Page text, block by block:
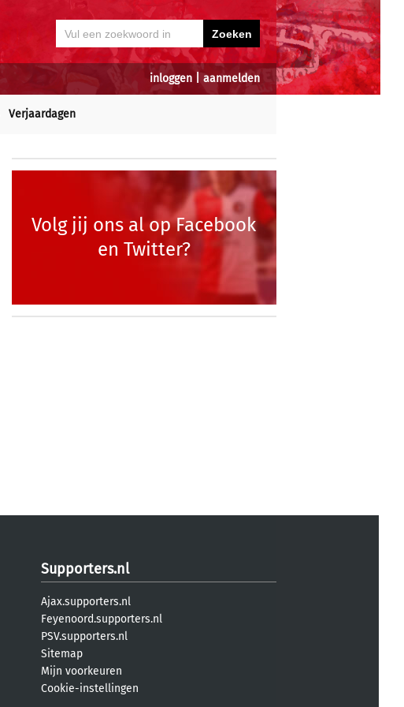
inloggen aanmelden
Verjaardagen
Volg jij ons al op Facebook
en Twitter?
Supporters.nl
Ajax.supporters.nl
Feyenoord.supporters.nl
PSV.supporters.nl
Sitemap
Mijn voorkeuren
Cookie-instellingen